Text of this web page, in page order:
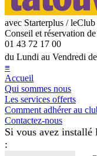
avec Starterplus / leClub
Conseil et réservation
01 43 72 17 00
du Lundi au Vendredi
≡
Accueil
Qui sommes nous
Les services offerts
Comment adhérer au
Contactez-nous
Si vous avez
: